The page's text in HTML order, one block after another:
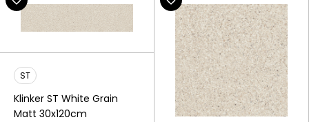
ST
Klinker ST White Grain
Matt 30x120cm